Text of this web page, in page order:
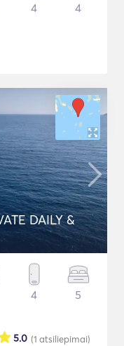
4 4
DAILY &
4 5
(1 atsiliepimai)
5.0